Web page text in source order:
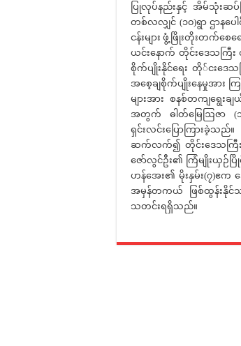
ပြုလုပ်နည်းနှင့် အိမ်သုံးဆ
တစ်လလျှင် (၁၀)ရွာ ဌာနပ
ငန်းများ ဖွံ့ဖြိုးတိုးတက်
ယင်းနောက် တိုင်းဒေသကြီး
စိုက်ပျိုးနိုင်ရေး တို်ငးဒေသ
အစေ့ချစိုက်ပျိုးနေမှုအား
များအား စနစ်တကျရွေး
အတွက် ဓါတ်မြေဩဇာ (၁
ရှင်းလင်းပြောကြားခဲ့သည်။
ဆက်လက်၍ တိုင်းဒေသကြီး ဝ
ဇော်လွင်ဦး၏ ကြံမျိုးယှဉ်ပ
ဟန်အေး၏ မိုးနှမ်း(၇)ဧက အ
အမှန်တကယ် ဖြစ်ထွန်းနိုင်သည့်
သတင်းရရှိသည်။